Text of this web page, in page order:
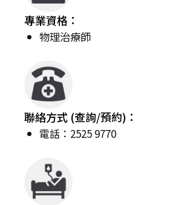
專業資格：
物理治療師
聯絡方式 (查詢/預約)：
電話：2525 9770